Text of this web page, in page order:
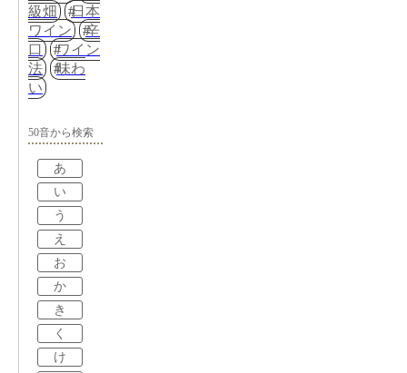
級畑
日本
ワイン
辛
口
ワイン
法
味わ
い
50音から検索
あ
い
う
え
お
か
き
く
け